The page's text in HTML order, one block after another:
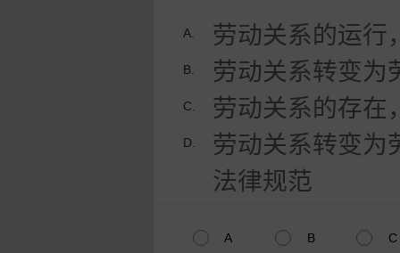
A. 劳动关系的运行
B. 劳动关系转变为
C. 劳动关系的存在
D.
劳动关系转变为
法律规范
A B C